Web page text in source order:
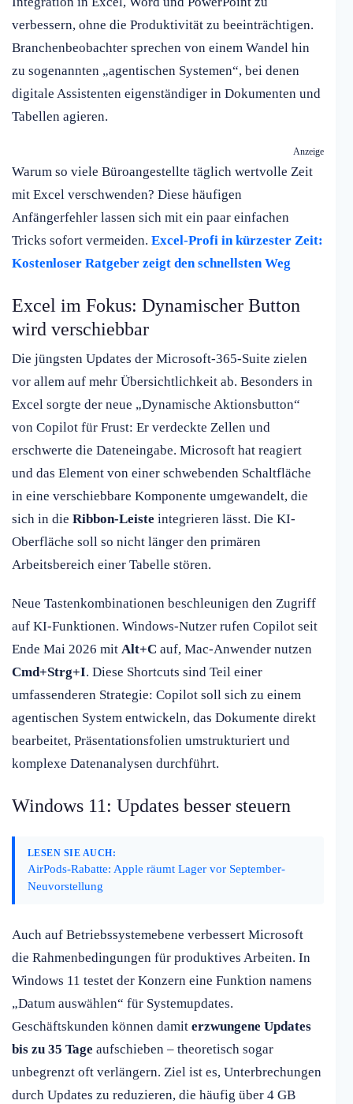
verbessern, ohne die Produktivität zu beeinträchtigen.
Branchenbeobachter sprechen von einem Wandel hin
zu sogenannten „agentischen Systemen“, bei denen
digitale Assistenten eigenständiger in Dokumenten und
Tabellen agieren.
Anzeige
Warum so viele Büroangestellte täglich wertvolle Zeit
mit Excel verschwenden? Diese häufigen
Anfängerfehler lassen sich mit ein paar einfachen
Tricks sofort vermeiden. Excel-Profi in kürzester Zeit:
Kostenloser Ratgeber zeigt den schnellsten Weg
Excel im Fokus: Dynamischer Button
wird verschiebbar
Die jüngsten Updates der Microsoft-365-Suite zielen
vor allem auf mehr Übersichtlichkeit ab. Besonders in
Excel sorgte der neue „Dynamische Aktionsbutton“
von Copilot für Frust: Er verdeckte Zellen und
erschwerte die Dateneingabe. Microsoft hat reagiert
und das Element von einer schwebenden Schaltfläche
in eine verschiebbare Komponente umgewandelt, die
sich in die Ribbon-Leiste integrieren lässt. Die KI-
Oberfläche soll so nicht länger den primären
Arbeitsbereich einer Tabelle stören.
Neue Tastenkombinationen beschleunigen den Zugriff
auf KI-Funktionen. Windows-Nutzer rufen Copilot seit
Ende Mai 2026 mit Alt+C auf, Mac-Anwender nutzen
Cmd+Strg+I. Diese Shortcuts sind Teil einer
umfassenderen Strategie: Copilot soll sich zu einem
agentischen System entwickeln, das Dokumente direkt
bearbeitet, Präsentationsfolien umstrukturiert und
komplexe Datenanalysen durchführt.
Windows 11: Updates besser steuern
LESEN SIE AUCH:
AirPods-Rabatte: Apple räumt Lager vor September-
Neuvorstellung
Auch auf Betriebssystemebene verbessert Microsoft
die Rahmenbedingungen für produktives Arbeiten. In
Windows 11 testet der Konzern eine Funktion namens
„Datum auswählen“ für Systemupdates.
Geschäftskunden können damit erzwungene Updates
bis zu 35 Tage aufschieben – theoretisch sogar
unbegrenzt oft verlängern. Ziel ist es, Unterbrechungen
durch Updates zu reduzieren, die häufig über 4 GB